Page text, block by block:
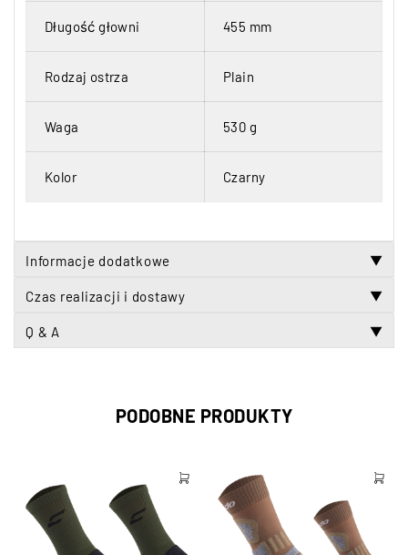
Długość głowni 455 mm
Rodzaj ostrza Plain
Waga 530 g
Kolor Czarny
Informacje dodatkowe ▼
Czas realizacji i dostawy ▼
Q & A ▼
PODOBNE PRODUKTY